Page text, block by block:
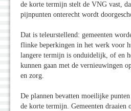
de korte termijn stelt de VNG vast,
pijnpunten onterecht wordt
Dat is teleurstellend: gemeenten
flinke beperkingen in het werk voor
langere termijn is onduidelijk, of en
kunnen gaan met de vernieuwingen
en zorg.
De plannen bevatten moeilijke
de korte termijn. Gemeenten draaien